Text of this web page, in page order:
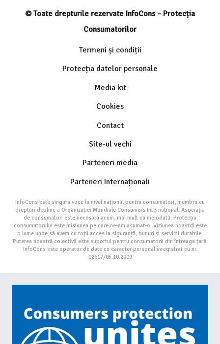
© Toate drepturile rezervate InfoCons – Protecția
Consumatorilor
Termeni și condiții
Protecția datelor personale
Media kit
Cookies
Contact
Site-ul vechi
Parteneri media
Parteneri Internaționali
InfoCons este singura voce la nivel național pentru consumatori, membru cu
drepturi depline a Organizației Mondiale Consumers International. Asociația
de consumatori este necesară acum, mai mult ca niciodată. Protecția
consumatorului este misiunea pe care ne-am asumat-o. Viziunea noastră este
o lume unde să avem cu toții acces la siguranță, bunuri și servicii durabile.
Puterea noastră colectivă este suportul pentru consumatorii din întreaga țară.
InfoCons este operator de date cu caracter personal înregistrat cu nr.
12617/05.10.2009